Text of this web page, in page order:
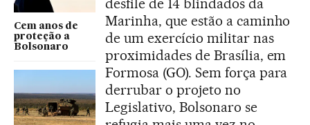
Cem anos de
proteção a
Bolsonaro
desfile de 14 blindados da
Marinha, que estão a caminho
de um exercício militar nas
proximidades de Brasília, em
Formosa (GO). Sem força para
derrubar o projeto no
Legislativo, Bolsonaro se